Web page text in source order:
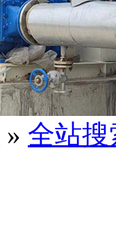
» 全站搜